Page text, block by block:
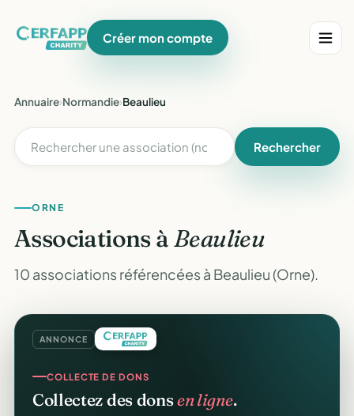
Créer mon compte
Annuaire›Normandie›Beaulieu
Rechercher
ORNE
Associations àBeaulieu
10 associations référencées à Beaulieu (Orne).
ANNONCE
SITE WEB
Votre site web d'association
COLLECTE DE DONS
Collectez des donsen ligne.